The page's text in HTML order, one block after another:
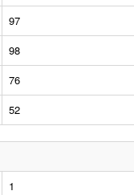
97
98
76
52
1